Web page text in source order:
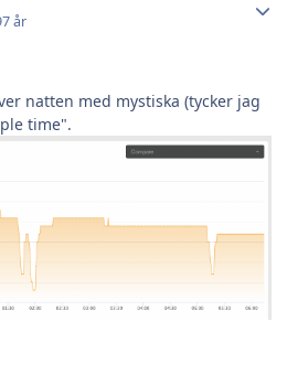
7 år
natten med mystiska (tycker jag
time".